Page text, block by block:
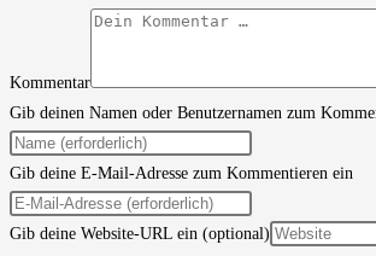
Kommentar
Gib deinen Namen oder Benutzernamen zum
Gib deine E-Mail-Adresse zum Kommentieren ein
Gib deine Website-URL ein (optional)